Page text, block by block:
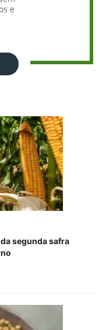
e
segunda safra